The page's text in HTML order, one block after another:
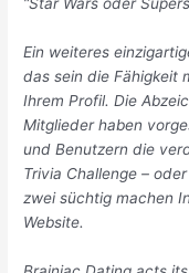
“Star Wars oder
Ein weiteres
das sein die Fähigkeit
Ihrem Profil. Die
Mitglieder haben
und Benutzern die
Trivia Challenge –
zwei süchtig machen
Website.